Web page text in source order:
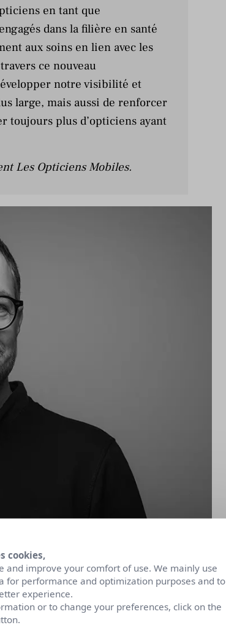
en tant que
dans la filière en santé
aux soins en lien avec les
ce nouveau
notre visibilité et
large, mais aussi de renforcer
toujours plus d’opticiens ayant
Les Opticiens Mobiles.
cookies,
and improve your comfort of use. We mainly use
for performance and optimization purposes and to
experience.
or to change your preferences, click on the